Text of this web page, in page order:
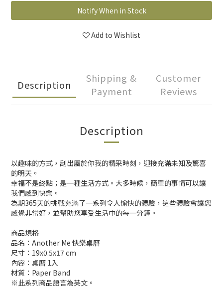
Notify When in Stock
Add to Wishlist
Description
Shipping &
Payment
Customer
Reviews
Description
以趣味的方式，刮出屬於你我的精采時刻，迎接充滿未知及驚喜
的明天。
幸福不是終點；是一種生活方式。大多時候，簡單的事情可以讓
我們感到快樂。
為期365天的挑戰充滿了一系列令人愉快的體驗，這些體驗會讓您
感覺非常好，並幫助您享受生活中的每一分鐘。
商品規格
品名：Another Me 快樂桌曆
尺寸：19x0.5x17 cm
內容：桌曆 1入
材質：Paper Band
※此系列商品語言為英文。